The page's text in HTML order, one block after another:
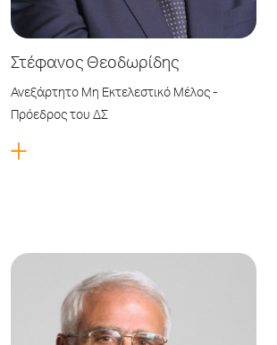
Στέφανος Θεοδωρίδης
Ανεξάρτητο Μη Εκτελεστικό Μέλος -
Πρόεδρος του ΔΣ